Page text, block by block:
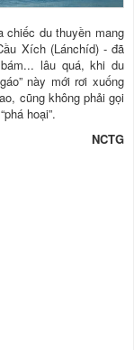
chiếc du thuyền mang
Xích (Lánchíd) - đã
lâu quá, khi du
này mới rơi xuống
cũng không phải gọi
hoại”.
NCTG